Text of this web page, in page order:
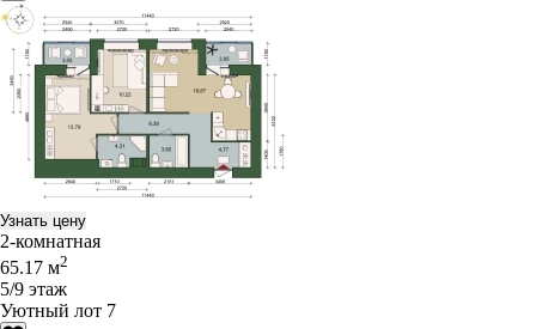
Узнать цену
2-комнатная
65.17 м2
5/9 этаж
Уютный лот 7